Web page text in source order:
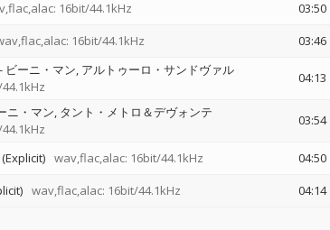
16bit/44.1kHz 03:50
16bit/44.1kHz 03:46
ビーニ・マン アルトゥーロ・サンドヴァル
04:13
ニ・マン タント・メトロ＆デヴォンテ
03:54
wav,flac,alac: 16bit/44.1kHz 04:50
wav,flac,alac: 16bit/44.1kHz 04:14